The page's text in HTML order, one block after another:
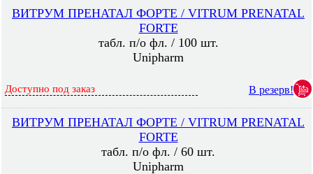
ВИТРУМ ПРЕНАТАЛ ФОРТЕ / VITRUM PRENATAL
FORTE
табл. п/о фл. / 100 шт.
Unipharm
Доступно под заказ В резерв!
ВИТРУМ ПРЕНАТАЛ ФОРТЕ / VITRUM PRENATAL
FORTE
табл. п/о фл. / 60 шт.
Unipharm